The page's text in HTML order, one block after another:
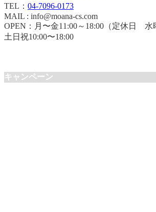
TEL： 04-7096-0173
MAIL : info@moana-cs.com
OPEN：月〜金11:00～18:00（定休日 水
土日祝10:00〜18:00
キャンペーン